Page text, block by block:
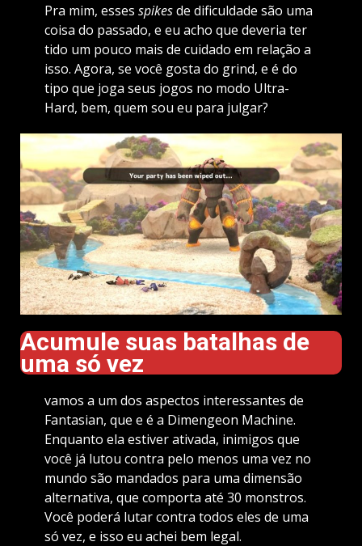
Pra mim, esses spikesde dificuldade são uma
coisa do passado, e eu acho que deveria ter
tido um pouco mais de cuidado em relação a
isso. Agora, se você gosta do grind, e é do
tipo que joga seus jogos no modo Ultra-
Hard, bem, quem sou eu para julgar?
Acumule suas batalhas de
uma só vez
vamos a um dos aspectos interessantes de
Fantasian, que e é a Dimengeon Machine.
Enquanto ela estiver ativada, inimigos que
você já lutou contra pelo menos uma vez no
mundo são mandados para uma dimensão
alternativa, que comporta até 30 monstros.
Você poderá lutar contra todos eles de uma
só vez, e isso eu achei bem legal.